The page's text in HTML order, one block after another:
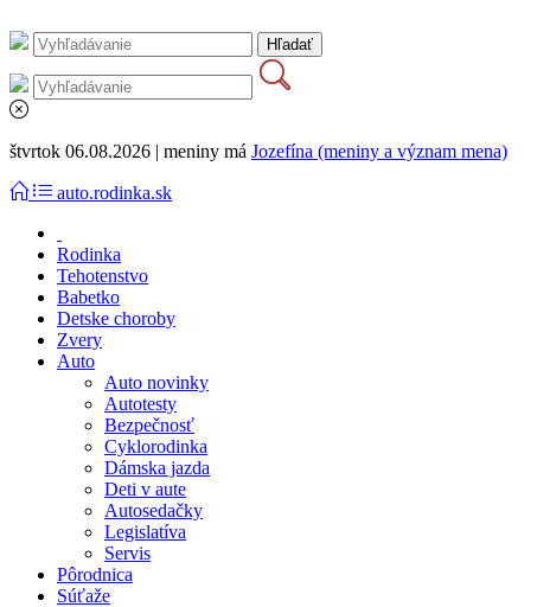
štvrtok 06.08.2026 | meniny má Jozefína (meniny a význam mena)
auto.rodinka.sk
Rodinka
Tehotenstvo
Babetko
Detske choroby
Zvery
Auto
Auto novinky
Autotesty
Bezpečnosť
Cyklorodinka
Dámska jazda
Deti v aute
Autosedačky
Legislatíva
Servis
Pôrodnica
Súťaže